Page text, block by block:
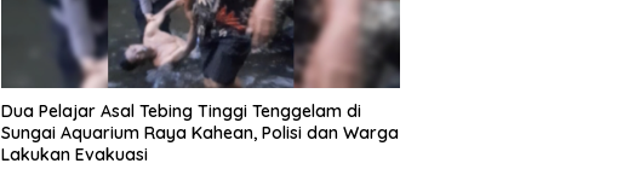
Dua Pelajar Asal Tebing Tinggi Tenggelam di
Sungai Aquarium Raya Kahean, Polisi dan Warga
Lakukan Evakuasi